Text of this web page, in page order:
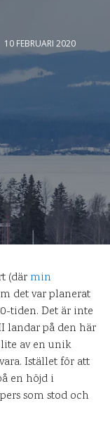
10 FEBRUARI 2020
(där min
det var planerat
tiden. Det är inte
landar på den här
av en unik
Istället för att
en höjd i
som stod och